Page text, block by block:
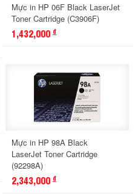
Mực in HP 06F Black LaserJet
Toner Cartridge (C3906F)
1,432,000 đ
Mực in HP 98A Black
LaserJet Toner Cartridge
(92298A)
2,343,000 đ